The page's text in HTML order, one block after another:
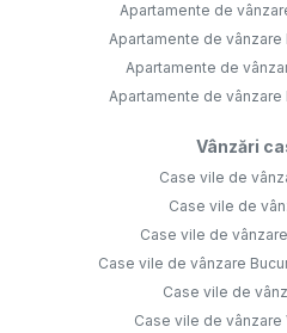
Apartamente de
Apartamente de vânzare
Apartamente de
Apartamente de vânzare
Vânzări
Case vile de
Case vile de
Case vile de
Case vile de vânzare
Case vile de
Case vile de vânzare